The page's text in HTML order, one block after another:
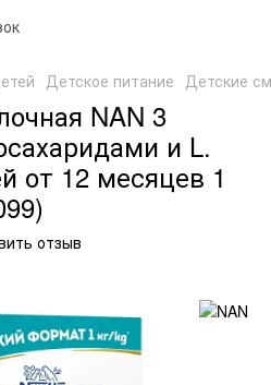
Детское питание Детские
NAN 3
и L.
от 12 месяцев 1
отзыв